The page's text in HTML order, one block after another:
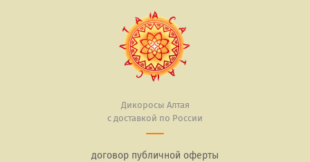
Дикоросы Алтая
с доставкой по России
договор публичной оферты